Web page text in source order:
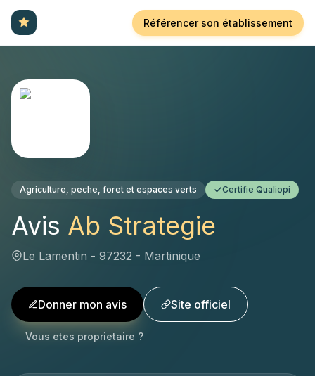
Référencer son établissement
Agriculture, peche, foret et espaces verts Certifie Qualiopi
Avis Ab Strategie
Le Lamentin - 97232 - Martinique
Donner mon avis Site officiel
Vous etes proprietaire ?